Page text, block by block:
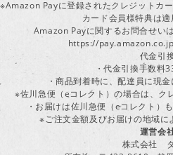
※Amazon Payに登録されたクレジットカ
カード会員様特典は適
Amazon Payに関するお問合せい
https://
代金引
・代金引換手数料
・商品到着時に、配達員に現
※佐川急便（eコレクト）の場合は、ク
・お届けは佐川急便（eコレクト）
※ご注文金額及びお届けの地域に
運営会
株式会社